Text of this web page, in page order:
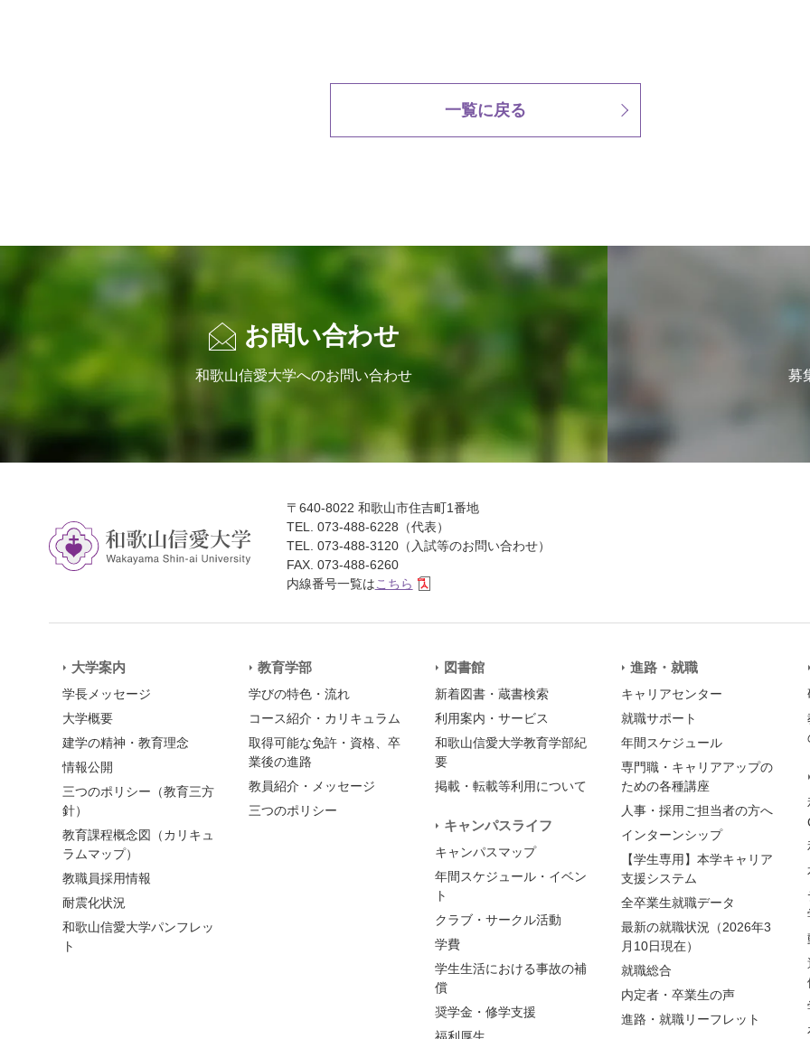
一覧に戻る
お問い合わせ
和歌山信愛大学へのお問い合わせ 募
〒640-8022 和歌山市住吉町1番地
TEL. 073-488-6228（代表）
TEL. 073-488-3120（入試等のお問い合わせ）
FAX. 073-488-6260
内線番号一覧はこちら
大学案内
学長メッセージ
大学概要
建学の精神・教育理念
情報公開
三つのポリシー（教育三方
針）
教育課程概念図（カリキュ
ラムマップ）
教職員採用情報
耐震化状況
和歌山信愛大学パンフレッ
ト
教育学部
学びの特色・流れ
コース紹介・カリキュラム
取得可能な免許・資格、卒
業後の進路
教員紹介・メッセージ
三つのポリシー
図書館
新着図書・蔵書検索
利用案内・サービス
和歌山信愛大学教育学部紀
要
掲載・転載等利用について
キャンパスライフ
キャンパスマップ
年間スケジュール・イベン
ト
クラブ・サークル活動
学費
学生生活における事故の補
償
奨学金・修学支援
進路・就職
キャリアセンター
就職サポート
年間スケジュール
専門職・キャリアアップの
ための各種講座
人事・採用ご担当者の方へ
インターンシップ
【学生専用】本学キャリア
支援システム
全卒業生就職データ
最新の就職状況（2026年3
月10日現在）
就職総合
内定者・卒業生の声
進路・就職リーフレット